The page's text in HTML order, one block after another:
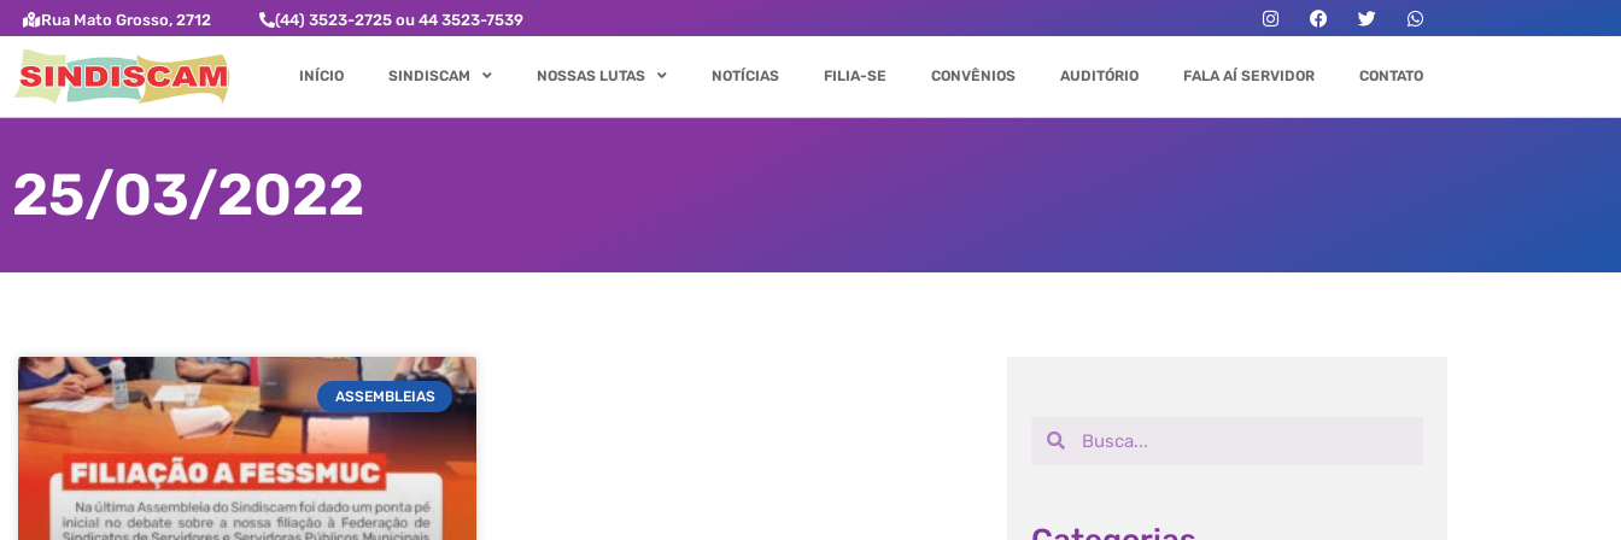
Rua Mato Grosso, 2712 (44) 3523-2725 ou 44 3523-7539
INÍCIO SINDISCAM NOSSAS LUTAS NOTÍCIAS FILIA-SE CONVÊNIOS AUDITÓRIO FALA AÍ SERVIDOR CONTATO
25/03/2022
ASSEMBLEIAS